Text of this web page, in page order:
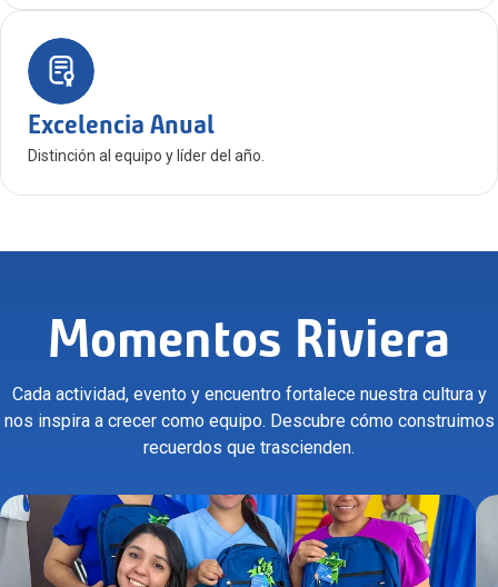
Excelencia Anual
Distinción al equipo y líder del año.
Momentos Riviera
Cada actividad, evento y encuentro fortalece nuestra cultura y
nos inspira a crecer como equipo. Descubre cómo construimos
recuerdos que trascienden.